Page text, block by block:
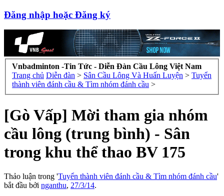
Đăng nhập hoặc Đăng ký
Vnbadminton -Tin Tức - Diễn Đàn Cầu Lông Việt Nam
Trang chủ Diễn đàn > Sân Cầu Lông Và Huấn Luyện > Tuyển
thành viên đánh cầu & Tìm nhóm đánh cầu >
[Gò Vấp] Mời tham gia nhóm
cầu lông (trung bình) - Sân
trong khu thể thao BV 175
Thảo luận trong 'Tuyển thành viên đánh cầu & Tìm nhóm đánh cầu'
bắt đầu bởi nganthu, 27/3/14.